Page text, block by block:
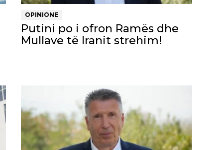
OPINIONE
Putini po i ofron Ramës dhe
Mullave të Iranit strehim!